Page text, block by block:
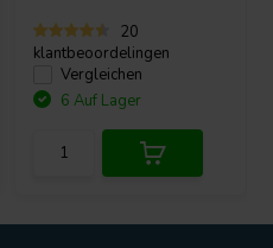
20
klantbeoordelingen
Vergleichen
6 Auf Lager